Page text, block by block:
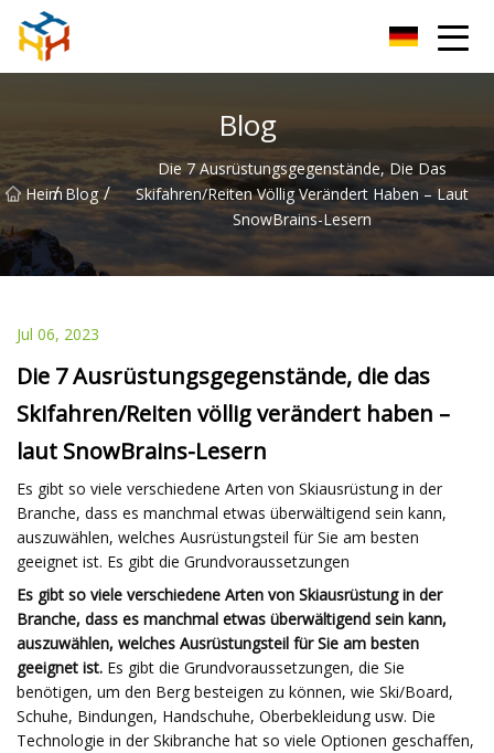
Blog
Heim
/ Blog /
Die 7 Ausrüstungsgegenstände, Die Das
Skifahren/Reiten Völlig Verändert Haben – Laut
SnowBrains-Lesern
Jul 06, 2023
Die 7 Ausrüstungsgegenstände, die das
Skifahren/Reiten völlig verändert haben –
laut SnowBrains-Lesern
Es gibt so viele verschiedene Arten von Skiausrüstung in der
Branche, dass es manchmal etwas überwältigend sein kann,
auszuwählen, welches Ausrüstungsteil für Sie am besten
geeignet ist. Es gibt die Grundvoraussetzungen
Es gibt so viele verschiedene Arten von Skiausrüstung in der
Branche, dass es manchmal etwas überwältigend sein kann,
auszuwählen, welches Ausrüstungsteil für Sie am besten
geeignet ist. Es gibt die Grundvoraussetzungen, die Sie
benötigen, um den Berg besteigen zu können, wie Ski/Board,
Schuhe, Bindungen, Handschuhe, Oberbekleidung usw. Die
Technologie in der Skibranche hat so viele Optionen geschaffen,